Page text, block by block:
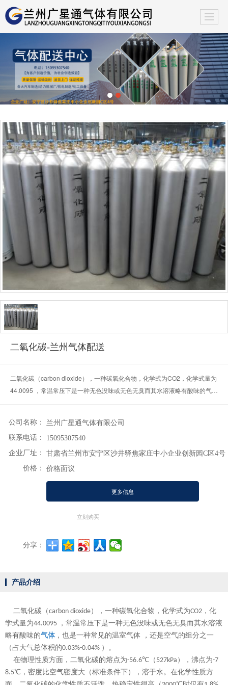
二氧化碳-兰州气体配送
二氧化碳（carbon dioxide），一种碳氧化合物，化学式为CO2，化学式量为
44.0095 ，常温常压下是一种无色没味或无色无臭而其水溶液略有酸味的气
公司名称： 兰州广星通气体有限公司
联系电话： 15095307540
企业厂址： 甘肃省兰州市安宁区沙井驿焦家庄中小企业创新园C区4号
价格： 价格面议
更多信息
立刻购买
分享：
产品介绍
二氧化碳（carbon dioxide），一种碳氧化合物，化学式为CO2 ，化
学式量为44.0095 ，常温常压下是一种无色没味或无色无臭而其水溶液
略有酸味的气体，也是一种常见的温室气体 ，还是空气的组分之一
（占大气总体积的0.03%-0.04% ）。
在物理性质方面，二氧化碳的熔点为-56.6℃（ 527kPa ），沸点为-7
8.5℃，密度比空气密度大（标准条件下），溶于水。在化学性质方